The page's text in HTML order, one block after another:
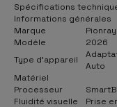
Spécifications
Informations générales
Marque
Pionray
Modèle
2026
Type d’appareil
Auto
Matériel
Processeur
Fluidité visuelle
Prise